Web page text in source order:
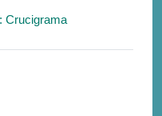
Crucigrama